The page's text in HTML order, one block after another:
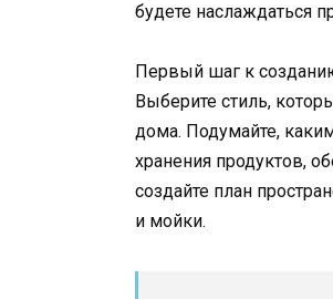
будете наслаждаться
Первый шаг к
Выберите стиль,
дома. Подумайте,
хранения продуктов,
создайте план
и мойки.